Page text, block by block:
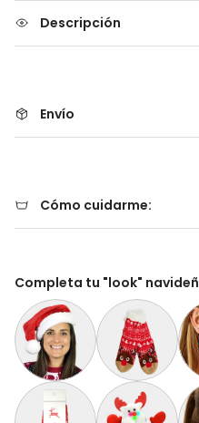
Descripción
Envío
Cómo cuidarme:
Completa tu "look"
Gorro Navideño Santa
Calcetas